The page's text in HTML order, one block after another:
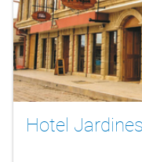
Hotel